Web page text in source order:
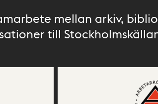
mellan arkiv,
till